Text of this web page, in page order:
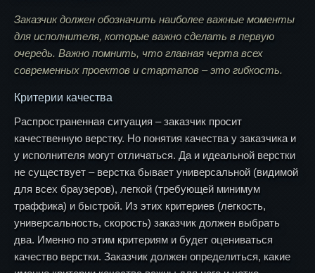
Заказчик должен обозначить наиболее важные моменты
для исполнителя, которые важно сделать в первую
очередь. Важно помнить, что главная черта всех
современных проектов и стартапов – это гибкость.
Критерии качества
Распространенная ситуация – заказчик просит
качественную верстку. Но понятия качества у заказчика и
у исполнителя могут отличаться. Да и идеальной верстки
не существует – верстка бывает универсальной (видимой
для всех браузеров), легкой (требующей минимум
траффика) и быстрой. Из этих критериев (легкость,
универсальность, скорость) заказчик должен выбрать
два. Именно по этим критериям и будет оцениваться
качество верстки. Заказчик должен определиться, какие